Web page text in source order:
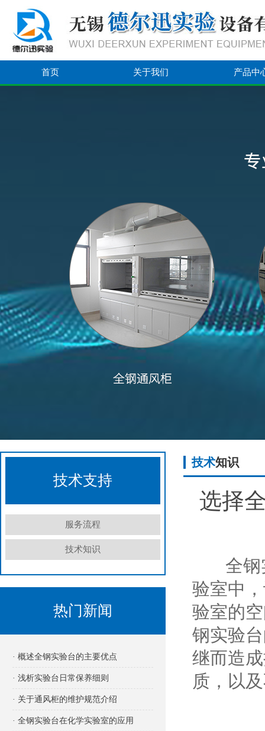
首页 关于我们 产品中
技术支持
服务流程
技术知识
热门新闻
· 概述全钢实验台的主要优点
· 浅析实验台日常保养细则
· 关于通风柜的维护规范介绍
· 全钢实验台在化学实验室的应用
技术知识
选择
全钢实
验室中
验室的
钢实验
继而造
质，以